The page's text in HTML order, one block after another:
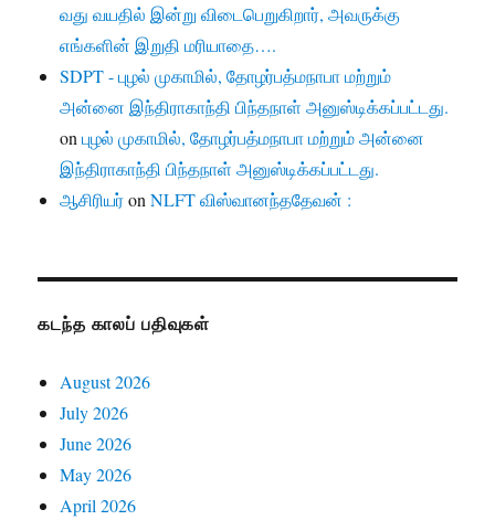
வது வயதில் இன்று விடைபெறுகிறார், அவருக்கு
எங்களின் இறுதி மரியாதை….
SDPT - புழல் முகாமில், தோழர்பத்மநாபா மற்றும்
அன்னை இந்திராகாந்தி பிந்தநாள் அனுஸ்டிக்கப்பட்டது.
onபுழல் முகாமில், தோழர்பத்மநாபா மற்றும் அன்னை
இந்திராகாந்தி பிந்தநாள் அனுஸ்டிக்கப்பட்டது.
ஆசிரியர்onNLFT விஸ்வானந்ததேவன் :
கடந்த காலப் பதிவுகள்
August 2026
July 2026
June 2026
May 2026
April 2026